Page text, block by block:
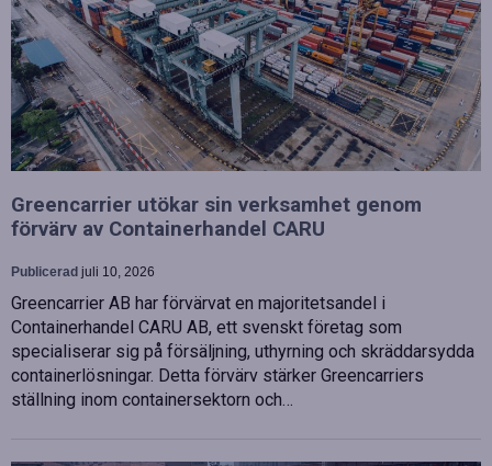
Greencarrier utökar sin verksamhet genom
förvärv av Containerhandel CARU
Publicerad juli 10, 2026
Greencarrier AB har förvärvat en majoritetsandel i
Containerhandel CARU AB, ett svenskt företag som
specialiserar sig på försäljning, uthyrning och skräddarsydda
containerlösningar. Detta förvärv stärker Greencarriers
ställning inom containersektorn och…